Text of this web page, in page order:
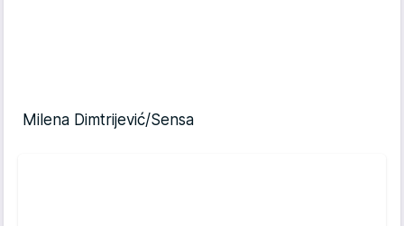
Milena Dimtrijević/Sensa